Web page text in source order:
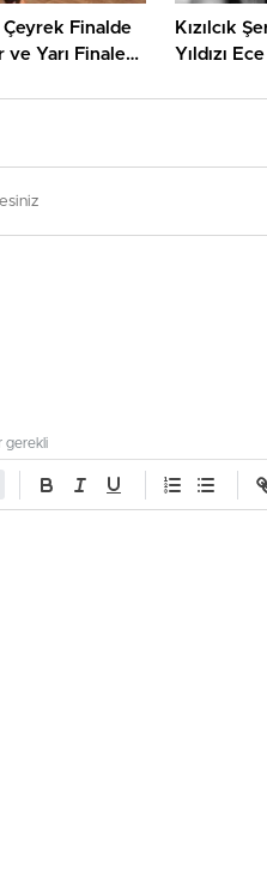
Finalde
Yarı Finale
Kızılcık
Yıldızı
gerekli